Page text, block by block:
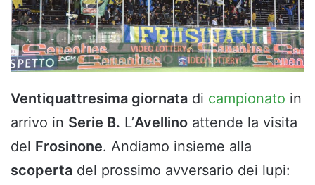
Ventiquattresima giornata di campionato in
arrivo in Serie B. L’Avellino attende la visita
del Frosinone. Andiamo insieme alla
scoperta del prossimo avversario dei lupi: